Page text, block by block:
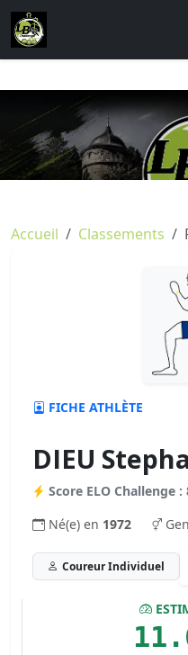
Accueil Classements
FICHE ATHLÈTE
DIEU
Score ELO Challenge
Né(e) en 1972
Coureur Individuel